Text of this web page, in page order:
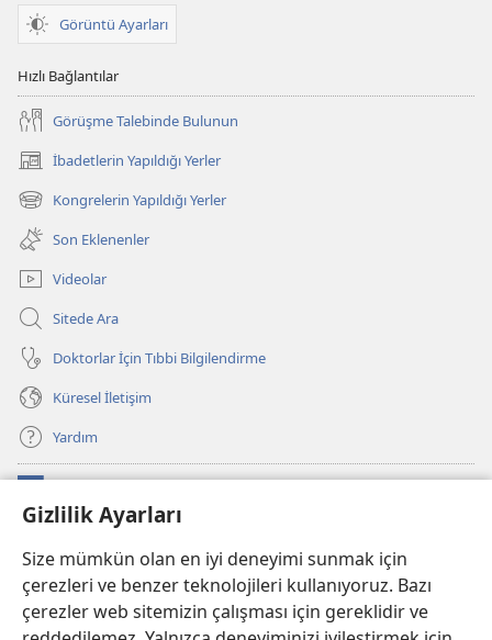
Gizlilik Ayarları
Size mümkün olan en iyi deneyimi sunmak için
çerezleri ve benzer teknolojileri kullanıyoruz. Bazı
çerezler web sitemizin çalışması için gereklidir ve
Görüntü Ayarları
Hızlı Bağlantılar
Görüşme Talebinde Bulunun
İbadetlerin Yapıldığı Yerler
(yeni
pencere
açar)
Kongrelerin Yapıldığı Yerler
(yeni
pencere
açar)
Son Eklenenler
Videolar
Sitede Ara
Doktorlar İçin Tıbbi Bilgilendirme
Küresel İletişim
Yardım
(yeni
pencere
Watchtower ONLINE KÜTÜPHANE
(yeni
pencere
açar)
JW Hub ®
(yeni
pencere